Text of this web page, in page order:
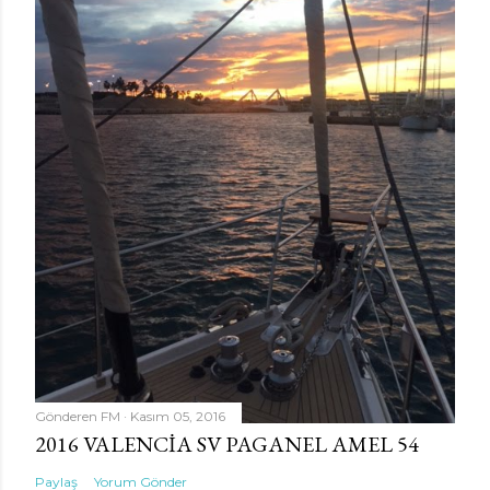
Gönderen FM Kasım 05, 2016
2016 VALENCIA SV PAGANEL AMEL 54
Paylaş Yorum Gönder